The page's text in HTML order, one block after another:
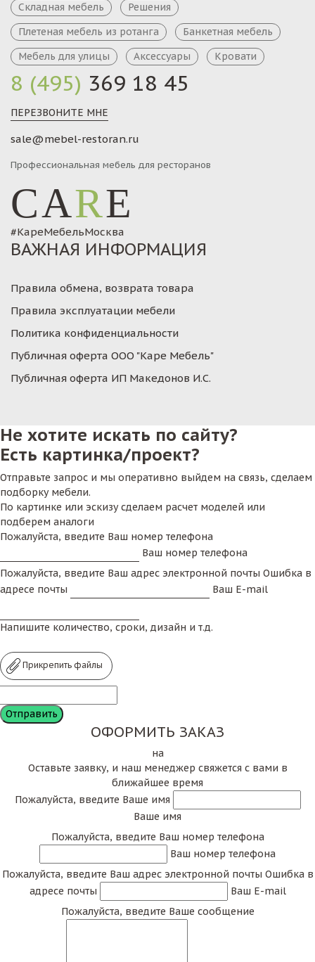
8 (495) 369 18 45
ПЕРЕЗВОНИТЕ МНЕ
sale@mebel-restoran.ru
Профессиональная мебель для ресторанов
CARE
#КареМебельМосква
Складная мебель
Решения
Плетеная мебель из ротанга
Банкетная мебель
Мебель для улицы
Аксессуары Кровати
ВАЖНАЯ ИНФОРМАЦИЯ
Правила обмена, возврата товара
Правила эксплуатации мебели
Политика конфиденциальности
Публичная оферта ООО "Каре Мебель"
Публичная оферта ИП Македонов И.С.
Не хотите искать по сайту?
Есть картинка/проект?
Отправьте запрос и мы оперативно выйдем на связь, сделаем
подборку мебели.
По картинке или эскизу сделаем расчет моделей или
подберем аналоги
Пожалуйста, введите Ваш номер телефона
Ваш номер телефона
Пожалуйста, введите Ваш адрес электронной почты Ошибка в
адресе почты
Ваш E-mail
Напишите количество, сроки, дизайн и т.д.
Прикрепить файлы
ОФОРМИТЬ ЗАКАЗ
на
Оставьте заявку, и наш менеджер свяжется с вами в
ближайшее время
Пожалуйста, введите Ваше имя
Ваше имя
Пожалуйста, введите Ваш номер телефона
Ваш номер телефона
Пожалуйста, введите Ваш адрес электронной почты Ошибка в
адресе почты
Ваш E-mail
Пожалуйста, введите Ваше сообщение